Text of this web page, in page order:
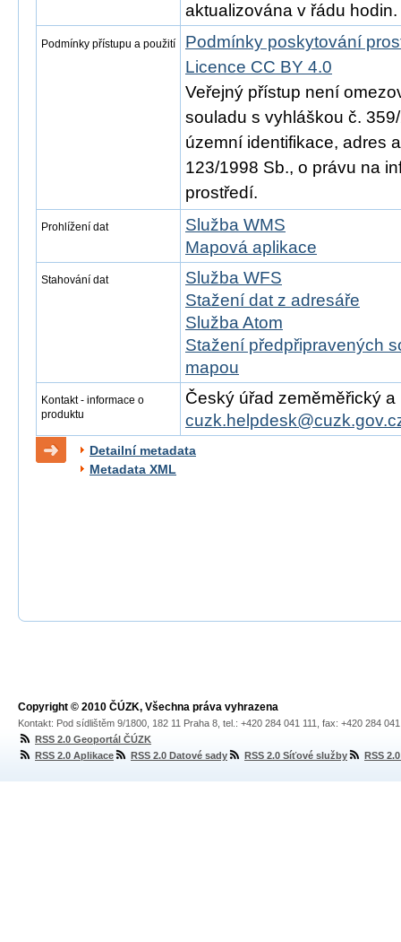
aktualizována v řádu hodin.
Podmínky přístupu a použití
Podmínky poskytování
Licence CC BY 4.0
Veřejný přístup není
souladu s vyhláškou č.
územní identifikace, adres
123/1998 Sb., o právu na
prostředí.
Prohlížení dat
Služba WMS
Mapová aplikace
Stahování dat
Služba WFS
Stažení dat z adresáře
Služba Atom
Stažení předpřipravených
mapou
Kontakt - informace o
produktu
Český úřad zeměměřický
Detailní metadata
Metadata XML
Copyright © 2010 ČÚZK, Všechna práva vyhrazena
Kontakt: Pod sídlištěm 9/1800, 182 11 Praha 8, tel.: +420 284 041 111, fax: +420 284
RSS 2.0 Geoportál ČÚZK
RSS 2.0 Aplikace
RSS 2.0 Datové sady RSS 2.0 Síťové služby RSS